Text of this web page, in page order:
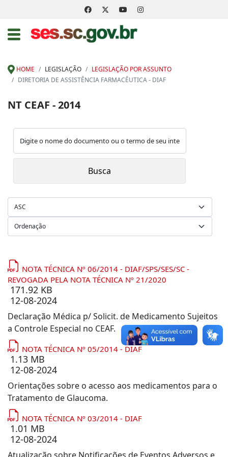
HOME LEGISLAÇÃO
LEGISLAÇÃO POR ASSUNTO
DIRETORIA DE ASSISTÊNCIA FARMACÊUTICA - DIAF
NT CEAF - 2014
NOTA TÉCNICA Nº 06/2014 - DIAF/SPS/SES/SC -
REVOGADA PELA NOTA TÉCNICA Nº 21/2020
171.92 KB
12-08-2024
Declaração Médica p/ Solicit. de Medicamento Sujeitos
a Controle Especial no CEAF.
NOTA TÉCNICA Nº 05/2014 - DIAF
1.13 MB
12-08-2024
Orientações sobre o acesso aos medicamentos para o
Tratamento de Glaucoma.
NOTA TÉCNICA Nº 03/2014 - DIAF
1.01 MB
12-08-2024